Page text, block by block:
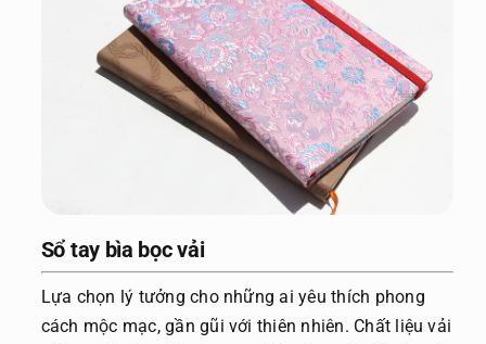
Sổ tay bìa bọc vải
Lựa chọn lý tưởng cho những ai yêu thích phong
cách mộc mạc, gần gũi với thiên nhiên. Chất liệu vải